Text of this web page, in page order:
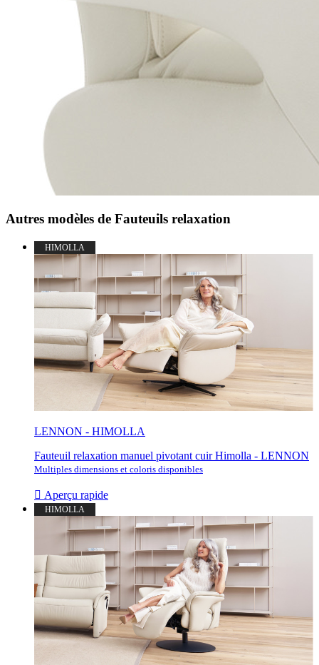
Autres modèles de Fauteuils relaxation
HIMOLLA
LENNON - HIMOLLA
Fauteuil relaxation manuel pivotant cuir Himolla - LENNON
Multiples dimensions et coloris disponibles
 Aperçu rapide
HIMOLLA